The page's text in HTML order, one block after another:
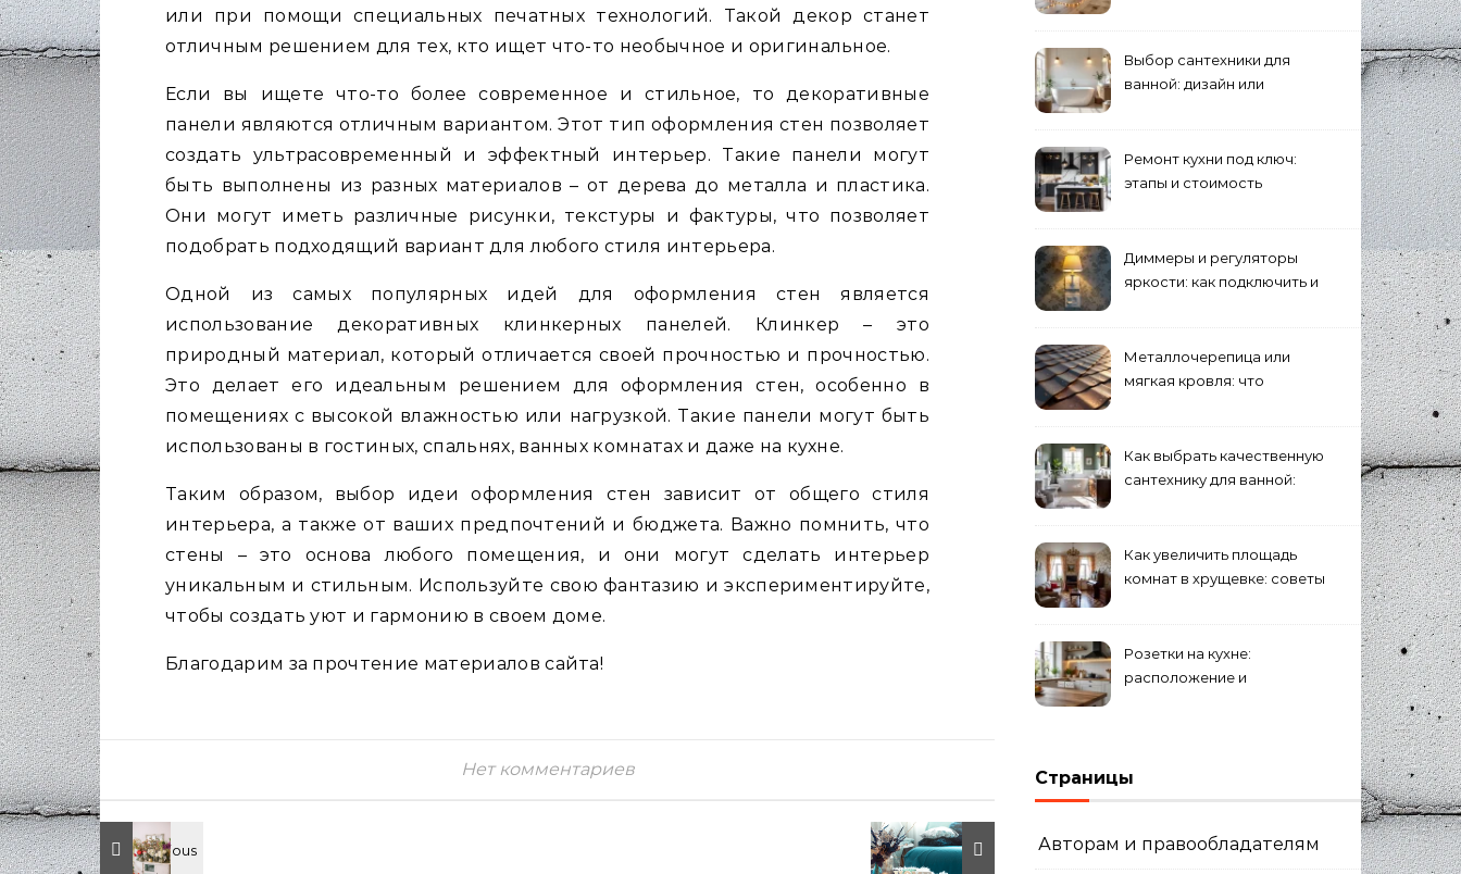
или при помощи специальных печатных технологий. Такой декор станет
отличным решением для тех, кто ищет что-то необычное и оригинальное.
Если вы ищете что-то более современное и стильное, то декоративные
панели являются отличным вариантом. Этот тип оформления стен позволяет
создать ультрасовременный и эффектный интерьер. Такие панели могут
быть выполнены из разных материалов – от дерева до металла и пластика.
Они могут иметь различные рисунки, текстуры и фактуры, что позволяет
подобрать подходящий вариант для любого стиля интерьера.
Одной из самых популярных идей для оформления стен является
использование декоративных клинкерных панелей. Клинкер – это
природный материал, который отличается своей прочностью и прочностью.
Это делает его идеальным решением для оформления стен, особенно в
помещениях с высокой влажностью или нагрузкой. Такие панели могут быть
использованы в гостиных, спальнях, ванных комнатах и даже на кухне.
Таким образом, выбор идеи оформления стен зависит от общего стиля
интерьера, а также от ваших предпочтений и бюджета. Важно помнить, что
стены – это основа любого помещения, и они могут сделать интерьер
уникальным и стильным. Используйте свою фантазию и экспериментируйте,
чтобы создать уют и гармонию в своем доме.
Благодарим за прочтение материалов сайта!
Нет комментариев
Выбор сантехники для
ванной: дизайн или
Ремонт кухни под ключ:
этапы и стоимость
Диммеры и регуляторы
яркости: как подключить и
Металлочерепица или
мягкая кровля: что
Как выбрать качественную
сантехнику для ванной:
Как увеличить площадь
комнат в хрущевке: советы
Розетки на кухне:
расположение и
Страницы
Авторам и правообладателям